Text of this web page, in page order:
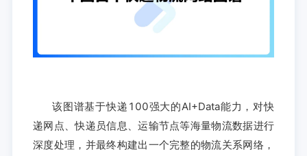
该图谱基于快递100强大的AI+Data能力，对快
递网点、快递员信息、运输节点等海量物流数据进行
深度处理，并最终构建出一个完整的物流关系网络，